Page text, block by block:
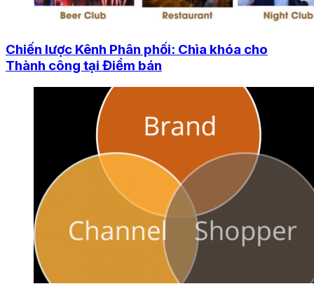
Chiến lược Kênh Phân phối: Chìa khóa cho
Thành công tại Điểm bán